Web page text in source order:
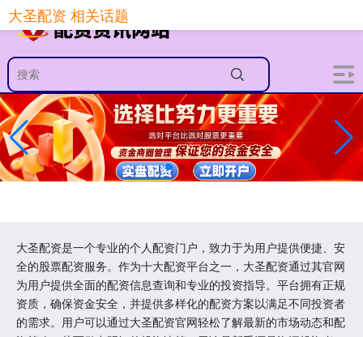
大圣配资是一个专业的个人配资门户，致力于为用户提供便捷、安
全的股票配资服务。作为十大配资平台之一，大圣配资通过其官网
为用户提供全面的配资信息查询和专业的投资指导。平台拥有正规
资质，确保资金安全，并提供多样化的配资方案以满足不同投资者
的需求。用户可以通过大圣配资官网轻松了解最新的市场动态和配
大圣配资 相关话题